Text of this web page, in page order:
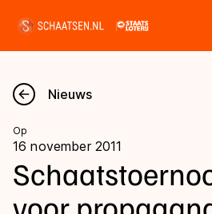
Nieuws
Kalender
Disciplines
Nieuws
Op
16 november 2011